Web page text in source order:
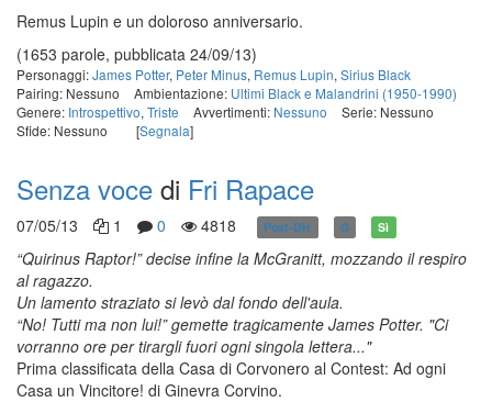
Remus Lupin e un doloroso anniversario.
(1653 parole, pubblicata 24/09/13)
Personaggi:James Potter, Peter Minus, Remus Lupin, Sirius Black
Pairing: Nessuno
Ambientazione: Ultimi Black e Malandrini (1950-1990)
Genere: Introspettivo, Triste Avvertimenti: Nessuno
Serie: Nessuno
Sfide: Nessuno
[Segnala]
Senza voce di Fri Rapace
07/05/13 1 0 4818 Post-DH G Sì
“Quirinus Raptor!” decise infine la McGranitt, mozzando il respiro
al ragazzo.
Un lamento straziato si levò dal fondo dell'aula.
“No! Tutti ma non lui!” gemette tragicamente James Potter. "Ci
vorranno ore per tirargli fuori ogni singola lettera..."
Prima classificata della Casa di Corvonero al Contest: Ad ogni
Casa un Vincitore! di Ginevra Corvino.